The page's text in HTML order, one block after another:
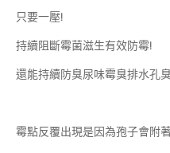
只要一壓!
持續阻斷霉菌滋生有效防霉!
還能持續防臭尿味霉臭排水孔臭
霉點反覆出現是因為孢子會附